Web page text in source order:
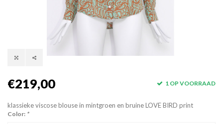
€219,00 1 OP VOORRAAD
klassieke viscose blouse in mintgroen en bruine LOVE BIRD print
Color: *